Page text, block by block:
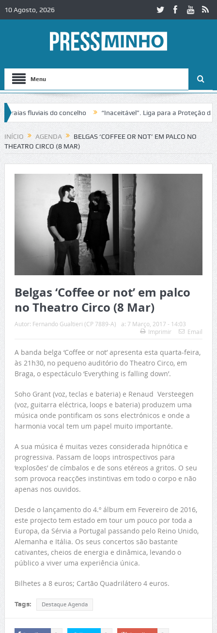
10 Agosto, 2026
Menu
fluviais do concelho “Inaceitável”. Liga para a Proteção da
trânsito no IC2 em Alcobaça Igreja do Castelo de Cerveira
INÍCIO AGENDA
BELGAS ‘COFFEE OR NOT’ EM PALCO NO
THEATRO CIRCO (8 MAR)
Belgas ‘Coffee or not’ em palco
no Theatro Circo (8 Mar)
Autor: Fernando Gualtieri (CP 7889-A) a: 7 Março, 2017 - 14:03
Imprimir
Email
A banda belga ‘Coffee or not’ apresenta esta quarta-feira,
às 21h30, no pequeno auditório do Theatro Circo, em
Braga, o espectáculo ‘Everything is falling down’.
Soho Grant (voz, teclas e bateria) e Renaud Versteegen
(voz, guitarra eléctrica, loops e bateria) produzem uma
música onde pontificam os sons electrónicos e onde a
harmonia vocal tem um papel muito importante.
A sua música é muitas vezes considerada hipnótica e
progressiva. Passam de loops introspectivos para
‘explosões’ de címbalos e de sons etéreos a gritos. O seu
som provoca reacções instintivas em todo o corpo e não
apenas nos ouvidos.
Desde o lançamento do 4.º álbum em Fevereiro de 2016,
este projecto tem estado em tour um pouco por toda a
Europa, da Sérvia a Portugal passando pelo Reino Unido,
Alemanha e Itália. Os seus concertos são bastante
cativantes, cheios de energia e dinâmica, levando o
público a viver uma experiência única.
Bilhetes a 8 euros; Cartão Quadrilátero 4 euros.
Tags: Destaque Agenda